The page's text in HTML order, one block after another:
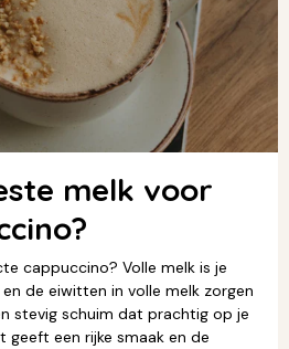
melk voor
cappuccino? Volle melk is je
de eiwitten in volle melk zorgen
stevig schuim dat prachtig op je
geeft een rijke smaak en de